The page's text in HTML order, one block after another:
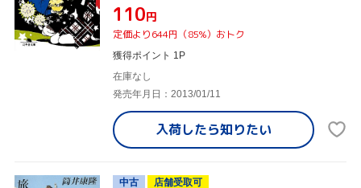
¥110円
定価より644円（85%）おトク
獲得ポイント 1P
在庫なし
発売年月日：2013/01/11
入荷したら知りたい
中古
店舗受取可